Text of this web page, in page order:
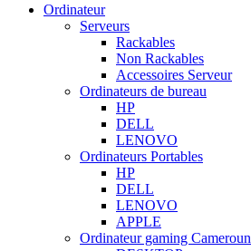
Ordinateur
Serveurs
Rackables
Non Rackables
Accessoires Serveur
Ordinateurs de bureau
HP
DELL
LENOVO
Ordinateurs Portables
HP
DELL
LENOVO
APPLE
Ordinateur gaming Cameroun